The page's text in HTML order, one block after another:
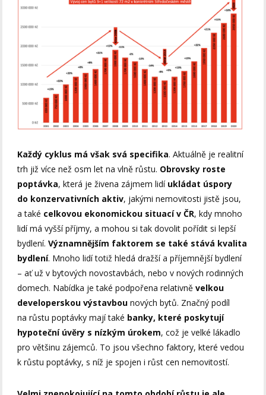
Každý cyklus má však svá specifika. Aktuálně je realitní
trh již více než osm let na vlně růstu. Obrovsky roste
poptávka, která je živena zájmem lidí ukládat úspory
do konzervativních aktiv, jakými nemovitosti jistě jsou,
a také celkovou ekonomickou situací v ČR, kdy mnoho
lidí má vyšší příjmy, a mohou si tak dovolit pořídit si lepší
bydlení.Významnějším faktorem se také stává kvalita
bydlení. Mnoho lidí totiž hledá dražší a příjemnější bydlení
– ať už v bytových novostavbách, nebo v nových rodinných
domech. Nabídka je také podpořena relativněvelkou
developerskou výstavbou nových bytů. Značný podíl
na růstu poptávky mají také banky, které poskytují
hypoteční úvěry s nízkým úrokem, což je velké lákadlo
pro většinu zájemců. To jsou všechno faktory, které vedou
k růstu poptávky, s níž je spojen i růst cen nemovitostí.